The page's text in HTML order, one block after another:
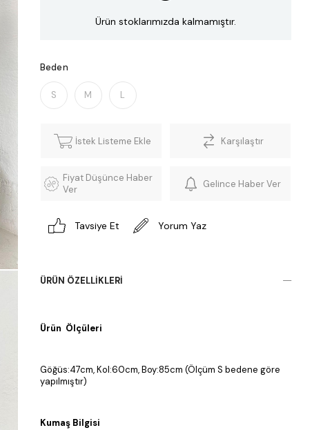
Ürün stoklarımızda kalmamıştır.
Beden
S M L
İstek Listeme Ekle Karşılaştır
Fiyat Düşünce Haber
Ver
Gelince Haber Ver
Tavsiye Et Yorum Yaz
ÜRÜN ÖZELLIKLERI
Ürün Ölçüleri
Göğüs:47cm, Kol:60cm, Boy:85cm (Ölçüm S bedene göre
yapılmıştır)
Kumaş Bilgisi